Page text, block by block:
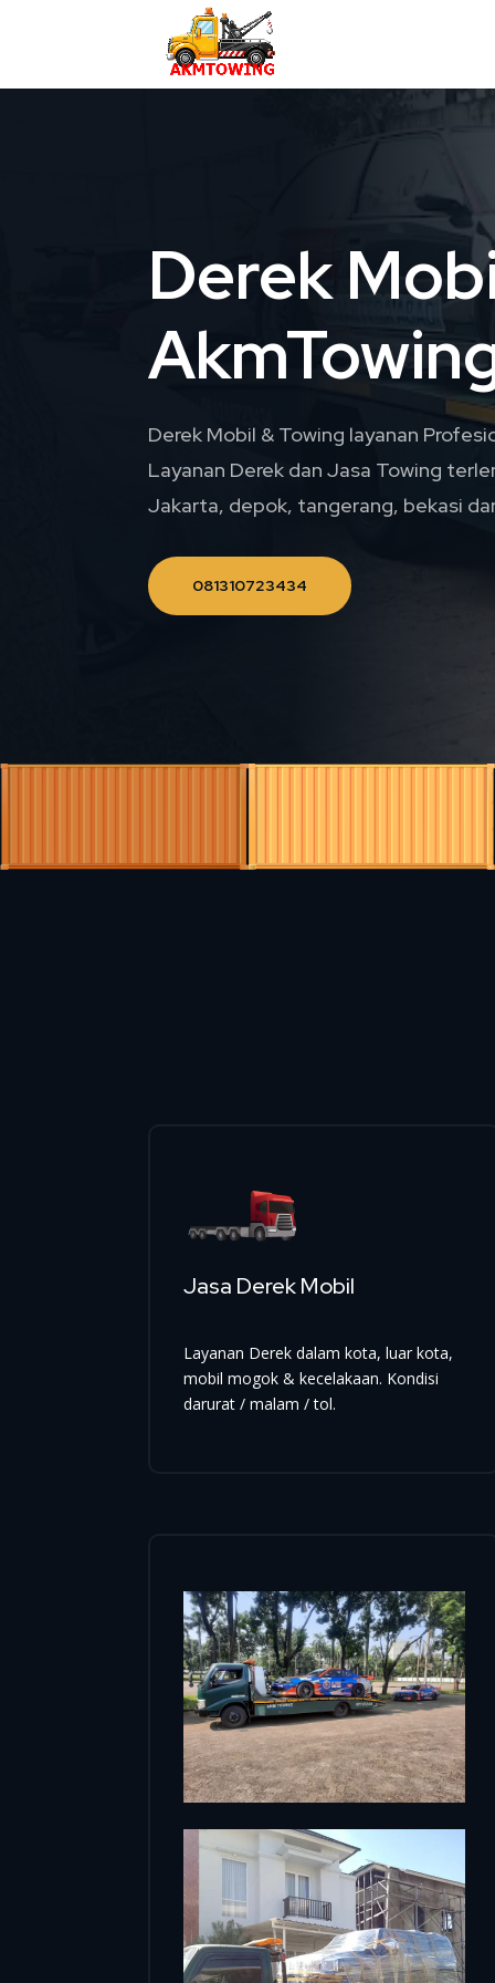
Derek
Derek Mobil & Towing layanan
Layanan Derek dan Jasa Towing
Jakarta, depok, tangerang, bekasi
081310723434
Jasa Derek Mobil
Layanan Derek dalam kota, luar kota,
mobil mogok & kecelakaan. Kondisi
darurat / malam / tol.